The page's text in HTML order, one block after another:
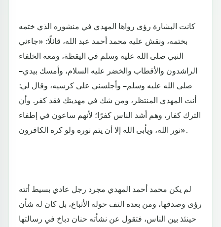
كانت البشارة رؤى رواها المهدي في منشوره الذي ختمه
بختمه، ونقش عليه محمد أحمد عبد الله، قائلًا: «جاءني
النبي صلى الله عليه وسلم في اليقظة، ومعه الخلفاء
الراشدون والأقطاب والخضر عليه السلام، وأمسك بيدي –
صلى الله عليه وسلم – وأجلسني على كرسيه، وقال لي:
أنت المهدي المنتظر، ومن شك في مهديتك فقد كفر. وأن
الترك كفار، وهم أشد الناس كفرًا؛ لأنهم ساعون في إطفاء
نور الله، ويأبى الله إلا أن يتم نوره ولو كره الكافرون».
لم يكن محمد أحمد المهدي مجرد رجل عادي بسيط أتته
رؤى وصدقها، ومن بعده التف حوله الأتباع، بل كان له شأن
حينئذ بين الناس، فتقول عن نشأته حنان دباخ في رسالتها